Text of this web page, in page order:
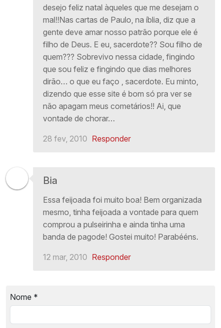
desejo feliz natal àqueles que me desejam o
mal!!Nas cartas de Paulo, na íblia, diz que a
gente deve amar nosso patrão porque ele é
filho de Deus. E eu, sacerdote?? Sou filho de
quem??? Sobrevivo nessa cidade, fingindo
que sou feliz e fingindo que dias melhores
dirão… o que eu faço , sacerdote. Eu minto,
dizendo que esse site é bom só pra ver se
não apagam meus cometários!! Ai, que
vontade de chorar…
28 fev, 2010 Responder
Bia
Essa feijoada foi muito boa! Bem organizada
mesmo, tinha feijoada a vontade para quem
comprou a pulseirinha e ainda tinha uma
banda de pagode! Gostei muito! Parabééns.
12 mar, 2010 Responder
Nome *